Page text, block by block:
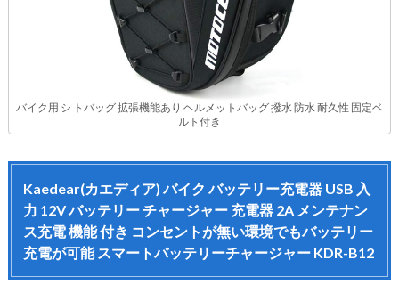
バイク用 シ トバッグ 拡張機能あり ヘルメットバッグ 撥水 防水 耐久性 固定ベ
ルト付き
Kaedear(カエディア) バイク バッテリー充電器 USB 入
力 12V バッテリー チャージャー 充電器 2A メンテナン
ス充電 機能 付き コンセントが無い環境でもバッテリー
充電が可能 スマートバッテリーチャージャー KDR-B12